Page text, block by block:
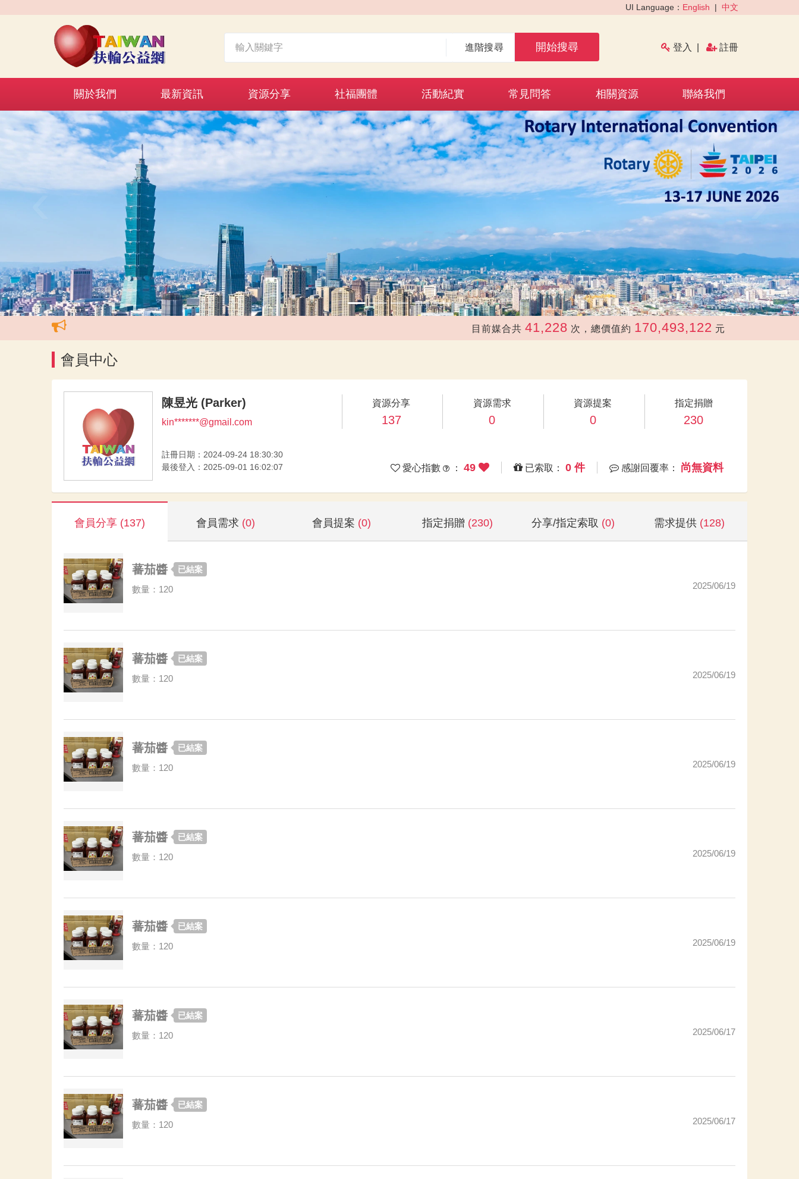
UI Language： English | 中文
進階搜尋 開始搜尋 登入 註冊
關於我們 最新資訊 資源分享 社福團體 活動紀實 常見問答 相關資源 聯絡我們
‹ ›
目前媒合共 41,228 次，總價值約 170,493,122 元
會員中心
陳昱光 (Parker)
kin*******@gmail.com
註冊日期：2024-09-24 18:30:30
最後登入：2025-09-01 16:02:07
資源分享
137
資源需求
0
資源提案
0
指定捐贈
230
感謝回覆率： 尚無資料
已索取： 0 件
愛心指數 ： 49
會員分享 (137) 會員需求 (0) 會員提案 (0) 指定捐贈 (230) 分享/指定索取 (0) 需求提供 (128)
蕃茄醬 已結案
數量：120 2025/06/19
蕃茄醬 已結案
數量：120 2025/06/19
蕃茄醬 已結案
數量：120 2025/06/19
蕃茄醬 已結案
數量：120 2025/06/19
蕃茄醬 已結案
數量：120 2025/06/19
蕃茄醬 已結案
數量：120 2025/06/17
蕃茄醬 已結案
數量：120 2025/06/17